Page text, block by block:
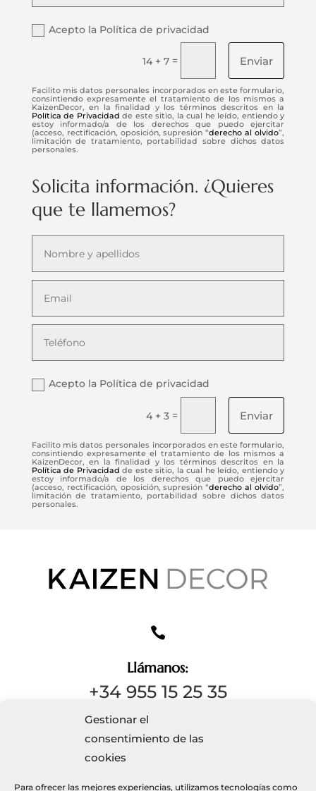
Gestionar el
consentimiento de las
cookies
Para ofrecer las mejores experiencias, utilizamos tecnologías como
Acepto la Política de privacidad
14 + 7 = Enviar
Facilito mis datos personales incorporados en este formulario,
consintiendo expresamente el tratamiento de los mismos a
KaizenDecor, en la finalidad y los términos descritos en la
Política de Privacidad de este sitio, la cual he leído, entiendo y
estoy informado/a de los derechos que puedo ejercitar
(acceso, rectificación, oposición, supresión “derecho al olvido”,
limitación de tratamiento, portabilidad sobre dichos datos
personales.
Solicita información. ¿Quieres
que te llamemos?
Acepto la Política de privacidad
4 + 3 = Enviar
Facilito mis datos personales incorporados en este formulario,
consintiendo expresamente el tratamiento de los mismos a
KaizenDecor, en la finalidad y los términos descritos en la
Política de Privacidad de este sitio, la cual he leído, entiendo y
estoy informado/a de los derechos que puedo ejercitar
(acceso, rectificación, oposición, supresión “derecho al olvido”,
limitación de tratamiento, portabilidad sobre dichos datos
personales.

Llámanos:
+34 955 15 25 35
